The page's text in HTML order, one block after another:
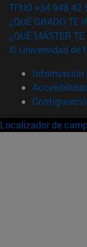
TFNO +34 948 42
¿QUÉ GRADO TE
¿QUÉ MÁSTER TE
© Universidad de
Información
Localizador de